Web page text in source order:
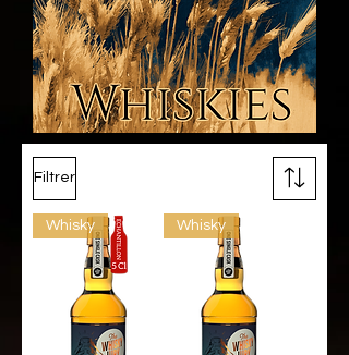
Filtrer
Whisky Whisky